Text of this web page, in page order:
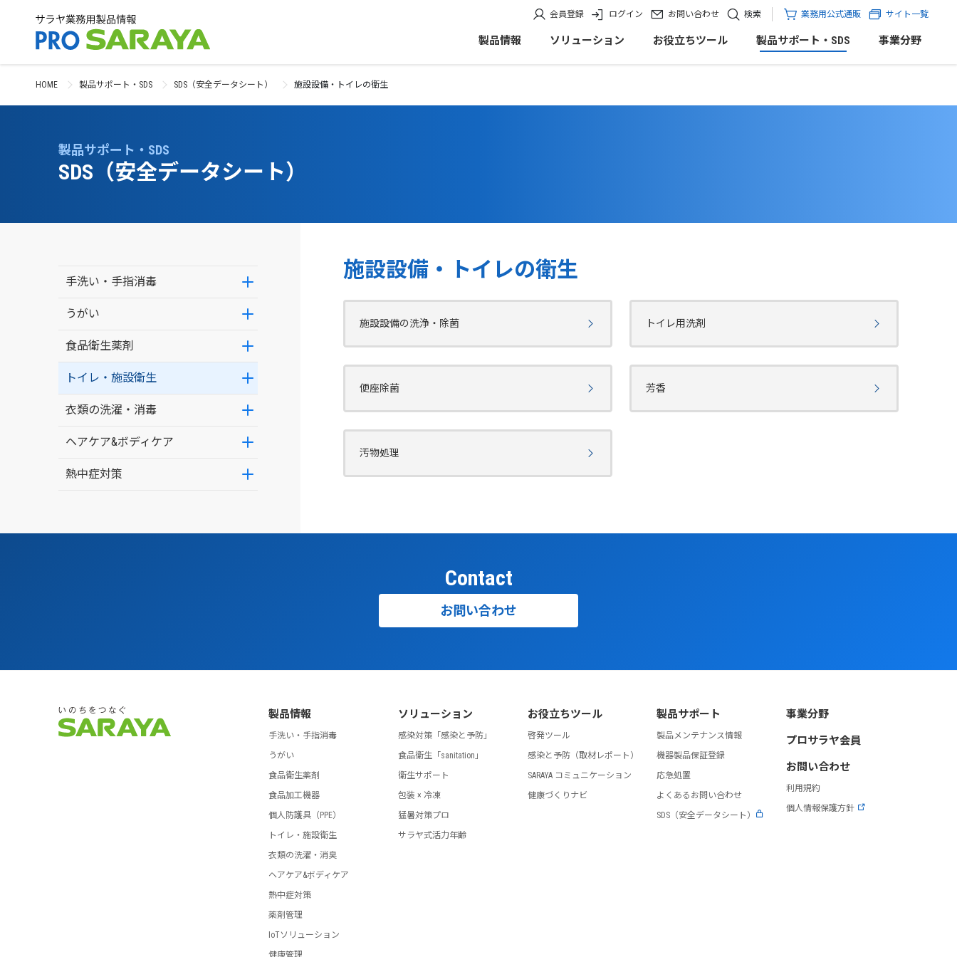
会員登録 ログイン お問い合わせ 検索 業務用公式通販 サイト一覧
製品情報 ソリューション お役立ちツール 製品サポート・SDS 事業分野
HOME 製品サポート・SDS SDS（安全データシート） 施設設備・トイレの衛生
製品サポート・SDS
SDS（安全データシート）
手洗い・手指消毒
うがい
食品衛生薬剤
トイレ・施設衛生
衣類の洗濯・消毒
ヘアケア&ボディケア
熱中症対策
施設設備・トイレの衛生
施設設備の洗浄・除菌 トイレ用洗剤
便座除菌 芳香
汚物処理
Contact
お問い合わせ
製品情報
手洗い・手指消毒
うがい
食品衛生薬剤
食品加工機器
個人防護具（PPE）
トイレ・施設衛生
衣類の洗濯・消臭
ヘアケア&ボディケア
熱中症対策
薬剤管理
IoTソリューション
健康管理
ソリューション
感染対策「感染と予防」
食品衛生「sanitation」
衛生サポート
包装 × 冷凍
猛暑対策プロ
サラヤ式活力年齢
お役立ちツール
啓発ツール
感染と予防（取材レポート）
SARAYA コミュニケーション
健康づくりナビ
製品サポート
製品メンテナンス情報
機器製品保証登録
応急処置
よくあるお問い合わせ
SDS（安全データシート）
事業分野
プロサラヤ会員
お問い合わせ
利用規約
個人情報保護方針